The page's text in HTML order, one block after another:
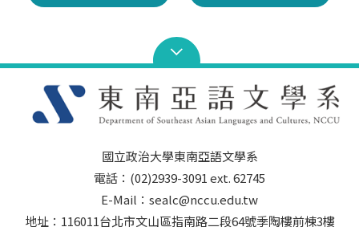
國立政治大學東南亞語文學系
電話：(02)2939-3091 ext. 62745
E-Mail：sealc@nccu.edu.tw
地址：116011台北市文山區指南路二段64號季陶樓前棟3樓